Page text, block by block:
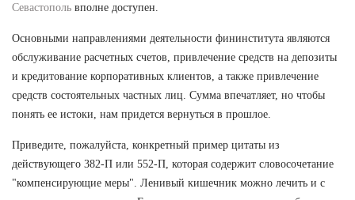
Севастополь вполне доступен.
Основными направлениями деятельности фининститута являются
обслуживание расчетных счетов, привлечение средств на депозиты
и кредитование корпоративных клиентов, а также привлечение
средств состоятельных частных лиц. Сумма впечатляет, но чтобы
понять ее истоки, нам придется вернуться в прошлое.
Приведите, пожалуйста, конкретный пример цитаты из
действующего 382-П или 552-П, которая содержит словосочетание
"компенсирующие меры". Ленивый кишечник можно лечить и с